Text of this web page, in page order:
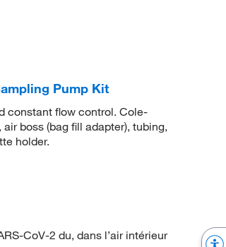
Pump Kit
constant flow control. Cole-
boss (bag fill adapter), tubing,
holder.
CoV-2 du, dans l’air intérieur